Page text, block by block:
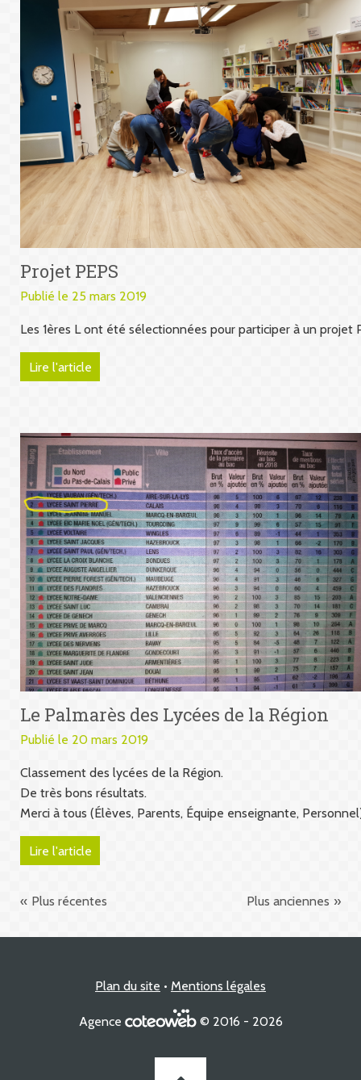
Projet PEPS
Publié le 25 mars 2019
Les 1ères L ont été sélectionnées pour participer à un
Lire l'article
Le Palmarès des Lycées de la Région
Publié le 20 mars 2019
Classement des lycées de la Région.
De très bons résultats.
Merci à tous (Élèves, Parents, Équipe enseignante,
Lire l'article
Plus récentes Plus anciennes
Plan du site Mentions légales
Agence © 2016 - 2026